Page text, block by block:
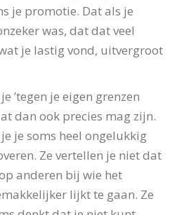
je promotie. Dat als je
was, dat dat veel
je lastig vond, uitvergroot
’tegen je eigen grenzen
dan ook precies mag zijn.
je soms heel ongelukkig
Ze vertellen je niet dat
anderen bij wie het
lijkt te gaan. Ze